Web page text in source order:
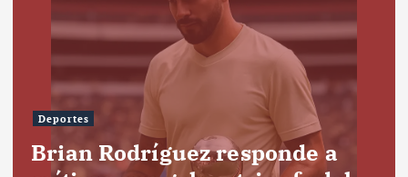
Deportes
Brian Rodríguez responde a